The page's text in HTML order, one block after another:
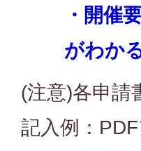
・開催
がわか
(注意)各申請
記入例：PDF